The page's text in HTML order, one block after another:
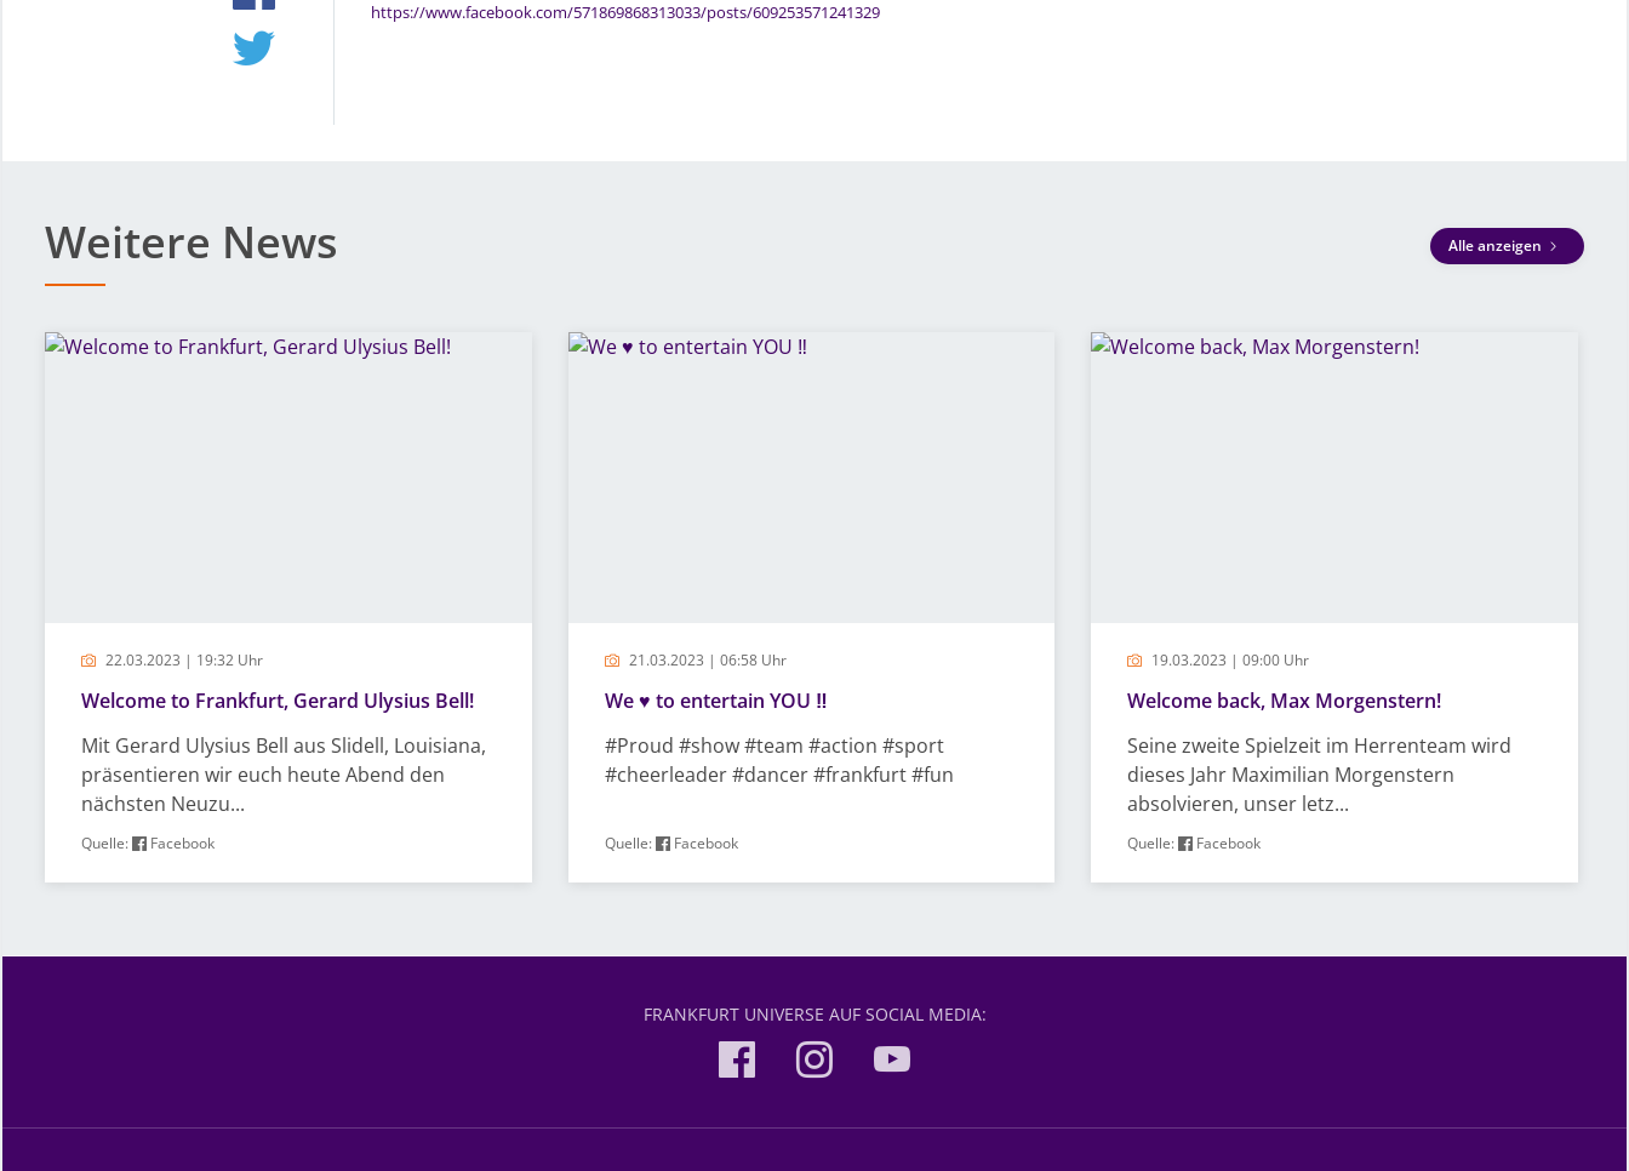
https://www.facebook.com/571869868313033/posts/609253571241329
Weitere News Alle anzeigen
22.03.2023 | 19:32 Uhr
Welcome to Frankfurt, Gerard Ulysius Bell!
Mit Gerard Ulysius Bell aus Slidell, Louisiana,
präsentieren wir euch heute Abend den
nächsten Neuzu...
Quelle: Facebook
21.03.2023 | 06:58 Uhr
We ♥️ to entertain YOU ‼️
#Proud #show #team #action #sport
#cheerleader #dancer #frankfurt #fun
Quelle: Facebook
19.03.2023 | 09:00 Uhr
Welcome back, Max Morgenstern!
Seine zweite Spielzeit im Herrenteam wird
dieses Jahr Maximilian Morgenstern
absolvieren, unser letz...
Quelle: Facebook
FRANKFURT UNIVERSE AUF SOCIAL MEDIA: